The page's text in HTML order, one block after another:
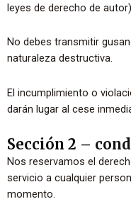
leyes de derecho de
No debes transmitir
naturaleza destructiva.
El incumplimiento o
darán lugar al cese
Sección 2 –
Nos reservamos el
servicio a cualquier
momento.